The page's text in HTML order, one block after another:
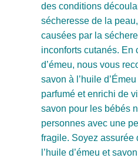
des conditions
sécheresse de la
causées par la
inconforts cutanés. En
d’émeu, nous vous
savon à l’huile
parfumé et enrichi de
savon pour les bébés
personnes avec une
fragile. Soyez assurée
l’huile d’émeu et